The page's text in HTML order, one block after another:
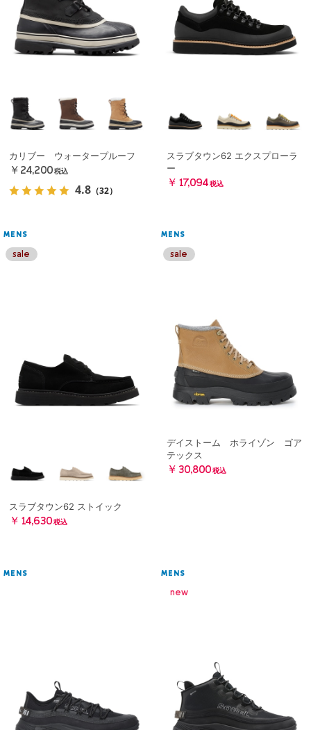
カリブー ウォータープルーフ
￥24,200 税込
4.8 （32）
スラブタウン62 エクスプローラ
ー
￥17,094 税込
MENS
スラブタウン62 ストイック
￥14,630 税込
MENS
デイストーム ホライゾン ゴア
テックス
￥30,800 税込
MENS MENS